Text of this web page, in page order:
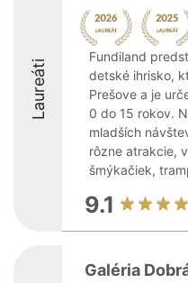
Laureáti
Fundiland
detské ihrisko,
Prešove a je
0 do 15 rokov.
mladších
rôzne atrakcie,
šmýkačiek,
9.1
Galéria